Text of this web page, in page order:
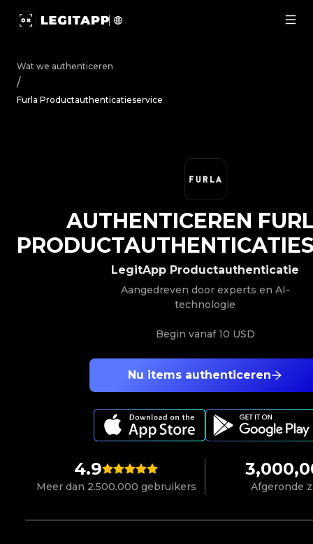
Wat we authenticeren
/
Furla Productauthenticatieservice
4.9
Meer dan 2.500.000 gebruikers Afgeronde
Nu items authenticeren
LegitApp Productauthenticatie
Aangedreven door experts en AI-
technologie
Begin vanaf10 USD
AUTHENTICEREN